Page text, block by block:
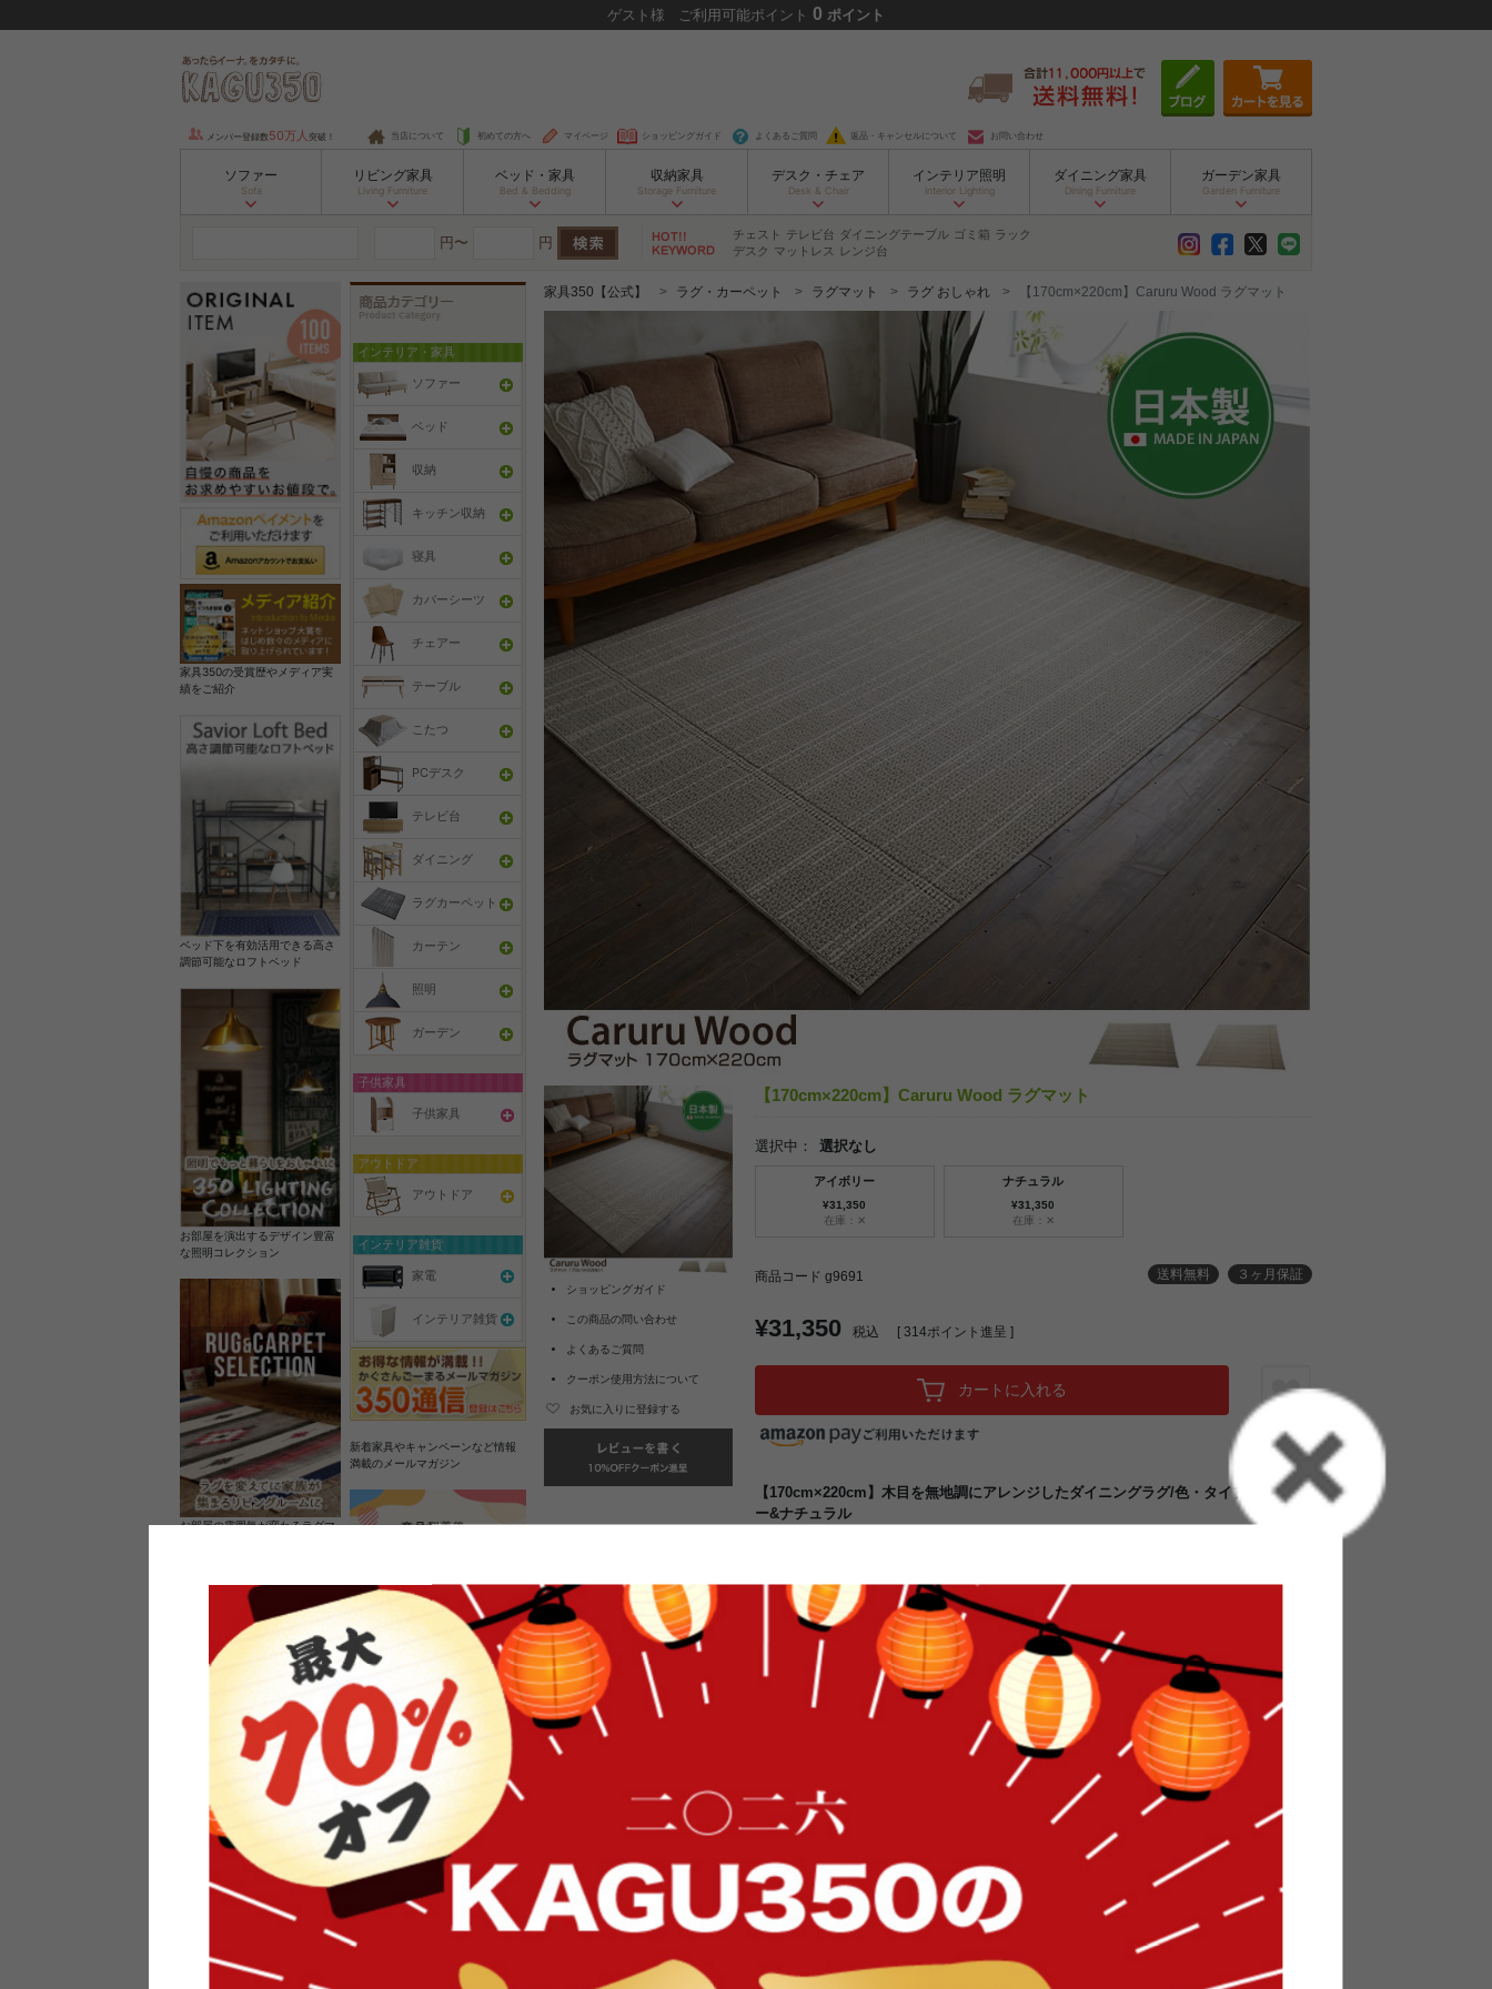
ゲスト 様 ご利用可能ポイント 0 ポイント
メンバー登録数 50万人 突破！ 当店について 初めての方へ マイページ ショッピングガイド よくあるご質問 返品・キャンセルについて お問い合わせ
ソファー
Sofa
リビング家具
Living Furniture
ベッド・家具
Bed & Bedding
収納家具
Storage Furniture
デスク・チェア
Desk & Chair
インテリア照明
Interior Lighting
ダイニング家具
Dining Furniture
ガーデン家具
Garden Furniture
円〜 円 チェスト テレビ台 ダイニングテーブル ゴミ箱 ラック
デスク マットレス レンジ台
家具350の受賞歴やメディア実
績をご紹介
ベッド下を有効活用できる高さ
調節可能なロフトベッド
お部屋を演出するデザイン豊富
な照明コレクション
お部屋の雰囲気が変わるラグマ
素材の良さを活かしたウッドソ
ケットのペンダントライト
インフォメーション
よくあるご質問
インテリア・家具
ソファー
ベッド
収納
キッチン収納
寝具
カバーシーツ
チェアー
テーブル
こたつ
PCデスク
テレビ台
ダイニング
ラグカーペット
カーテン
照明
ガーデン
子供家具
子供家具
アウトドア
アウトドア
インテリア雑貨
家電
インテリア雑貨
新着家具やキャンペーンなど情報
満載のメールマガジン
家具のレビューを書くと10%OFFク
ーポンプレゼント
オフィスやモデルハウスなどイン
家具350【公式】 ラグ・カーペット ラグマット ラグ おしゃれ 【170cm×220cm】Caruru Wood ラグマット
ショッピングガイド
この商品の問い合わせ
よくあるご質問
クーポン使用方法について
お気に入りに登録する
【170cm×220cm】Caruru Wood ラグマット
選択中： 選択なし
アイボリー
¥31,350
在庫：✕
ナチュラル
¥31,350
在庫：✕
商品コード g9691 送料無料 ３ヶ月保証
¥31,350 税込 [ 314ポイント進呈 ]
カートに入れる
【170cm×220cm】木目を無地調にアレンジしたダイニングラグ/色・タイプ:アイボリ
ー&ナチュラル
ルの計2色のバリエーション。お部屋のテイストに合わせてお好きなカラーをお選びい
ただけます。お掃除も簡単でお手入れもラクラクです。ホットカーペットや床暖房対
応になっているので冬でも暖かくご利用して頂けます。安心の日本製ラグです。